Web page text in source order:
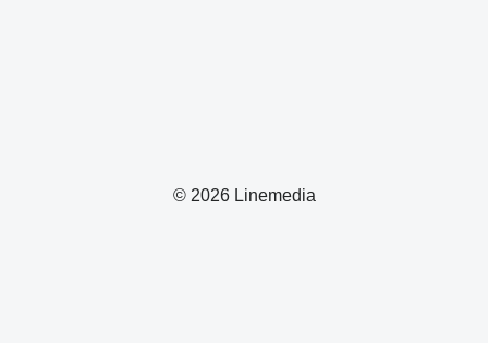
© 2026 Linemedia